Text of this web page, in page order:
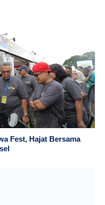
Fest, Hajat Bersama